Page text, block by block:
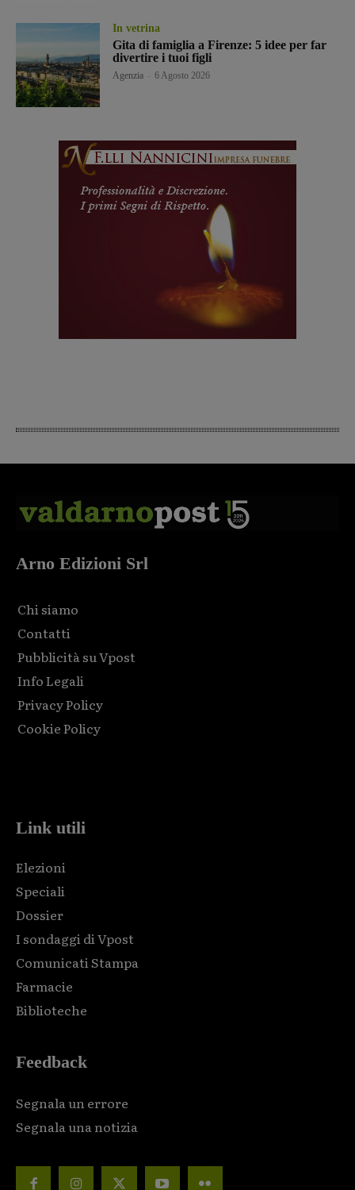
In vetrina
Gita di famiglia a Firenze: 5 idee per far
divertire i tuoi figli
Agenzia 6 Agosto 2026
Arno Edizioni Srl
Chi siamo
Contatti
Pubblicità su Vpost
Info Legali
Privacy Policy
Cookie Policy
Link utili
Elezioni
Speciali
Dossier
I sondaggi di Vpost
Comunicati Stampa
Farmacie
Biblioteche
Feedback
Segnala un errore
Segnala una notizia